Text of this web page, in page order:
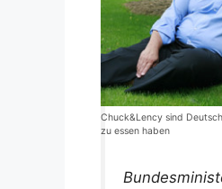
Chuck&Lency sind
zu essen haben